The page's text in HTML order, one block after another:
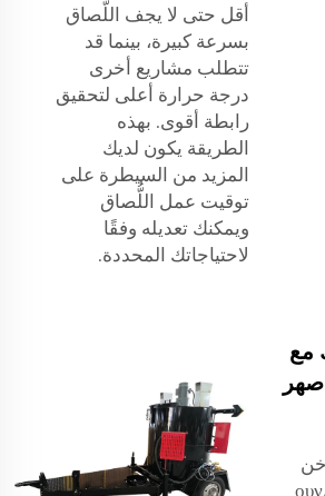
أقل حتى لا يجف اللُّصاق
بسرعة كبيرة، بينما قد
تتطلب مشاريع أخرى
درجة حرارة أعلى لتحقيق
رابطة أقوى. بهذه
الطريقة يكون لديك
المزيد من السيطرة على
توقيت عمل اللُّصاق
ويمكنك تعديله وفقًا
لاحتياجاتك المحددة.
مع
تونغليŋ لونغشουν